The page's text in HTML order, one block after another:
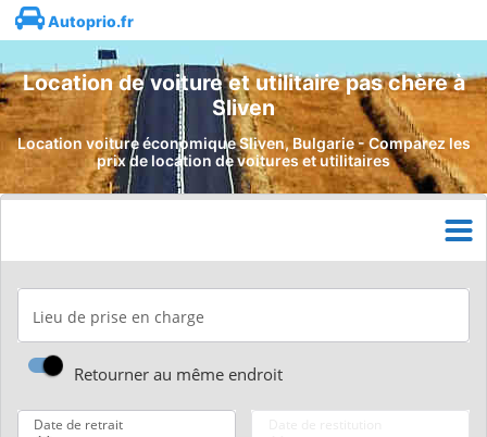
Autoprio.fr
Location de voiture et utilitaire pas chère à
Sliven
Location voiture économique Sliven, Bulgarie - Comparez les
prix de location de voitures et utilitaires
Lieu de prise en charge
Retourner au même endroit
Date de retrait